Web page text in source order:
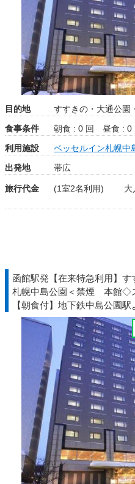
目的地
すすきの・大通公園
食事条件
朝食 : 0 回 昼食 : 0
利用施設
ベッセルイン札幌中
出発地
帯広
旅行代金 (1室2名利用) 大
函館駅発【在来特急利用】
札幌中島公園＜禁煙 本館◇
【朝食付】地下鉄中島公園
近ホテル◆北海道◇ＪＲきっ